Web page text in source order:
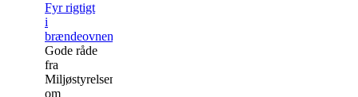
Fyr rigtigt
i
brændeovnen
Gode råde
fra
Miljøstyrelsen
om